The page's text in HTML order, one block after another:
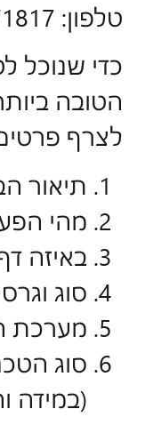
טלפון: 054-6471817
כדי שנוכל
הטובה
לצרף
תיאור
מהי
באיזה
סוג
מערכת
סוג